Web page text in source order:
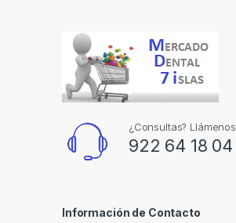
¿Consultas? Llámenos
922 64 18 04
Información de Contacto